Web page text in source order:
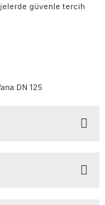
güvenle tercih